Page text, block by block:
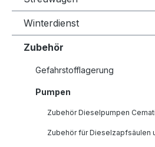
Winterdienst
Zubehör
Gefahrstofflagerung
Pumpen
Zubehör Dieselpumpen
Zubehör für Dieselzapfsäulen